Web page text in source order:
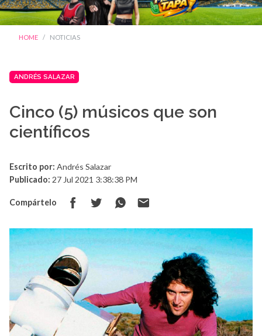
HOME NOTICIAS
ANDRÉS SALAZAR
Cinco (5) músicos que son
científicos
Escrito por: Andrés Salazar
Publicado: 27 Jul 2021 3:38:38 PM
Compártelo